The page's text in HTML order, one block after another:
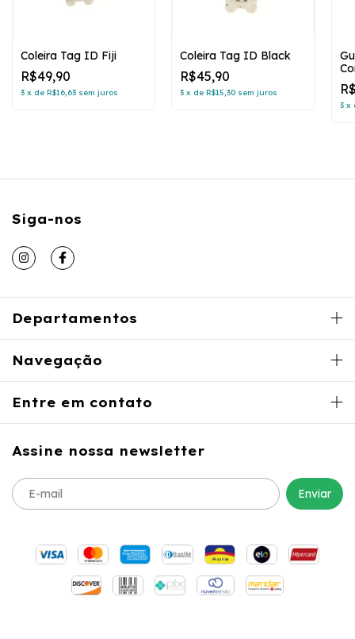
Coleira Tag ID Fiji
R$49,90
3 x de R$16,63 sem juros
Coleira Tag ID Black
R$45,90
3 x deR$15,30 sem juros
3 x
Siga-nos
Departamentos
Navegação
Entre em contato
Assine nossa newsletter